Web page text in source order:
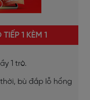
1 KÈM 1
1 trò.
bù đắp lỗ hổng